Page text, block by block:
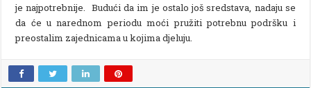
je najpotrebnije. Budući da im je ostalo još sredstava, nadaju se
da će u narednom periodu moći pružiti potrebnu podršku i
preostalim zajednicama u kojima djeluju.